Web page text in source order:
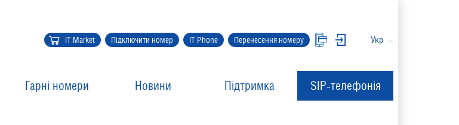
IT Market Підключити номер IT Phone Перенесення номеру Укр
Гарні номери Новини Підтримка SIP-телефонія